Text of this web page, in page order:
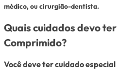
médico, ou cirurgião-dentista.
Quais cuidados devo
Comprimido?
Você deve ter cuidado